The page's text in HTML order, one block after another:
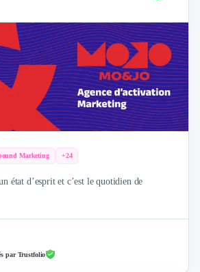
Marketing +24
état d’esprit et c’est le quotidien de
par Trustfolio